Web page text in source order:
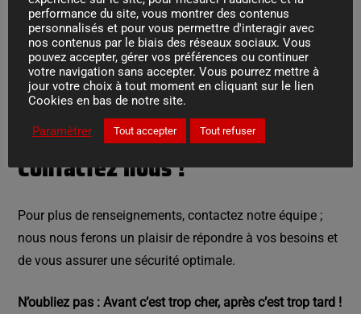
termes de protection, de gestion des accès et de
tranquillité d’esprit. Avec l’évolution des nouvelles
technologies, les systèmes de contrôle d’accès
deviennent de plus en plus sophistiqués et accessibles,
apportant des solutions adaptées à tous types de
besoins en matière de sécurité.
Contactez nous !
Pour plus de renseignements, contactez notre équipe ;
nous nous ferons un plaisir de répondre à vos besoins et
de vous assurer une sécurité optimale.
N’oubliez pas : Avant c’est trop cher, après c’est trop tard !
performance du site, vous montrer des contenus
personnalisés et pour vous permettre d'interagir avec
nos contenus par le biais des réseaux sociaux. Vous
pouvez accepter, gérer vos préférences ou continuer
votre navigation sans accepter. Vous pourrez mettre à
jour votre choix à tout moment en cliquant sur le lien
Cookies en bas de notre site.
Paramètrer Tout accepter Tout refuser